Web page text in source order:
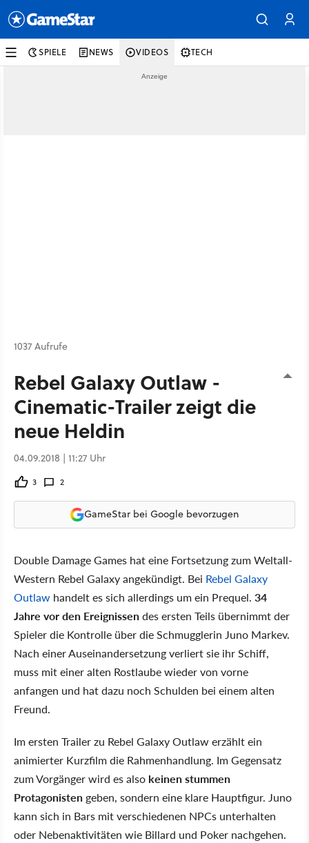
SPIELE NEWS VIDEOS TECH
1037 Aufrufe
Rebel Galaxy Outlaw -
Cinematic-Trailer zeigt die
neue Heldin
04.09.2018 | 11:27 Uhr
3 2
GameStar bei Google bevorzugen
Double Damage Games hat eine Fortsetzung zum Weltall-
Western Rebel Galaxy angekündigt. Bei Rebel Galaxy
Outlaw handelt es sich allerdings um ein Prequel. 34
Jahre vor den Ereignissendes ersten Teils übernimmt der
Spieler die Kontrolle über die Schmugglerin Juno Markev.
Nach einer Auseinandersetzung verliert sie ihr Schiff,
muss mit einer alten Rostlaube wieder von vorne
anfangen und hat dazu noch Schulden bei einem alten
Freund.
Im ersten Trailer zu Rebel Galaxy Outlaw erzählt ein
animierter Kurzfilm die Rahmenhandlung. Im Gegensatz
zum Vorgänger wird es also keinen stummen
Protagonisten geben, sondern eine klare Hauptfigur. Juno
kann sich in Bars mit verschiedenen NPCs unterhalten
oder Nebenaktivitäten wie Billard und Poker nachgehen.